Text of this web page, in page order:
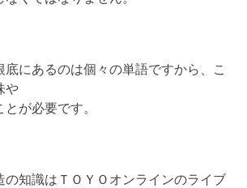
底にあるのは個々の単語ですから、こ
や
が必要です。
の知識はＴＯＹＯオンラインのライブ